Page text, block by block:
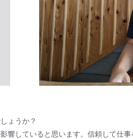
ょうか？
響していると思います。信頼して仕